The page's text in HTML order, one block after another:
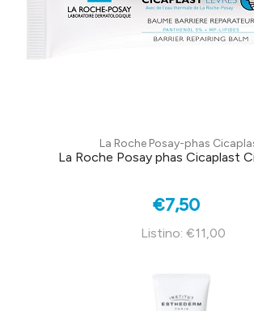
La Roche Posay-phas
La Roche Posay phas Cicaplast
€7,50
Listino: €11,00